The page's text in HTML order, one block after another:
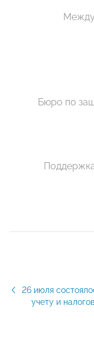
Бюро по
26 июля
учету и